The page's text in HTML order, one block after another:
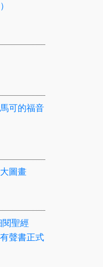
可的福音
圖畫
聖經
聲書正式